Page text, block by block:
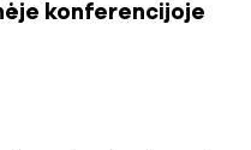
konferencijoje